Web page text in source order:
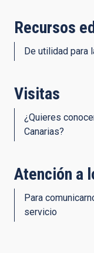
Recursos
De utilidad para
Visitas
¿Quieres
Canarias?
Atención a
Para
servicio